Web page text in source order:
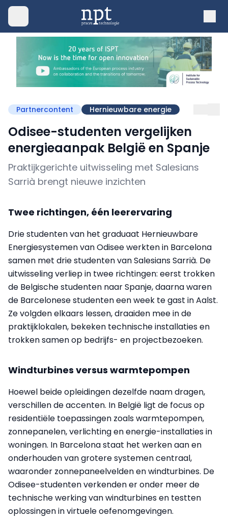
Partnercontent Hernieuwbare energie
Odisee-studenten vergelijken
energieaanpak België en Spanje
Praktijkgerichte uitwisseling met Salesians
Sarrià brengt nieuwe inzichten
Twee richtingen, één leerervaring
Drie studenten van het graduaat Hernieuwbare
Energiesystemen van Odisee werkten in Barcelona
samen met drie studenten van Salesians Sarrià. De
uitwisseling verliep in twee richtingen: eerst trokken
de Belgische studenten naar Spanje, daarna waren
de Barcelonese studenten een week te gast in Aalst.
Ze volgden elkaars lessen, draaiden mee in de
praktijklokalen, bekeken technische installaties en
trokken samen op bedrijfs- en projectbezoeken.
Windturbines versus warmtepompen
Hoewel beide opleidingen dezelfde naam dragen,
verschillen de accenten. In België ligt de focus op
residentiële toepassingen zoals warmtepompen,
zonnepanelen, verlichting en energie-installaties in
woningen. In Barcelona staat het werken aan en
onderhouden van grotere systemen centraal,
waaronder zonnepaneelvelden en windturbines. De
Odisee-studenten verkenden er onder meer de
technische werking van windturbines en testten
oplossingen in virtuele oefenomgevingen.